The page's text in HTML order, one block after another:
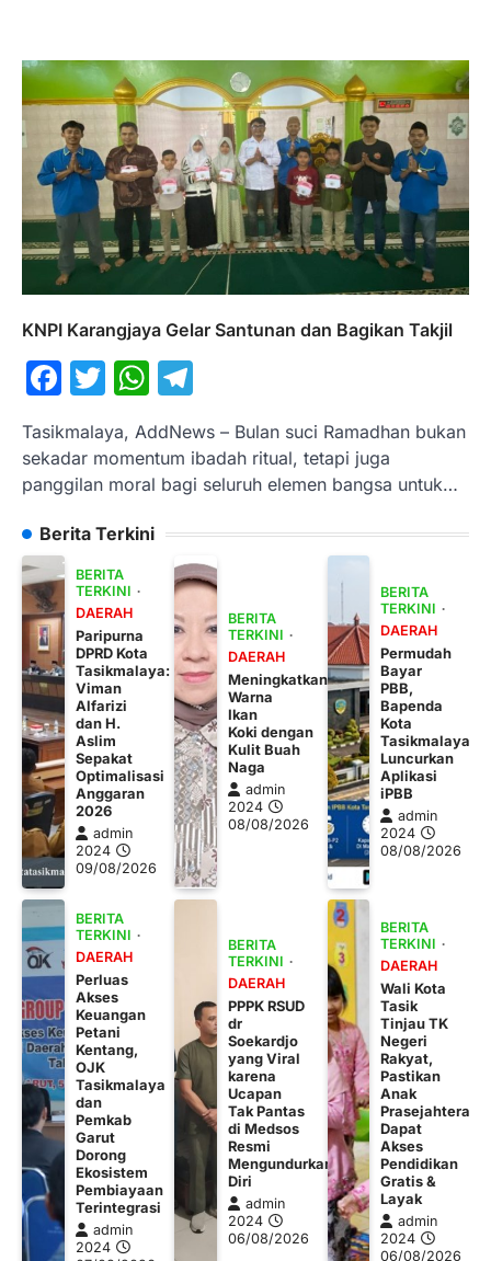
KNPI Karangjaya Gelar Santunan dan Bagikan Takjil
Facebook
TwitterWhatsApp
Tasikmalaya, AddNews – Bulan suci Ramadhan bukan
sekadar momentum ibadah ritual, tetapi juga
panggilan moral bagi seluruh elemen bangsa untuk…
Berita Terkini
BERITA
TERKINI
DAERAH
Paripurna
DPRD Kota
Tasikmalaya:
Viman
Alfarizi
dan H.
Aslim
Sepakat
Optimalisasi
Anggaran
2026
admin
2024
09/08/2026
BERITA
TERKINI
DAERAH
Meningkatkan
Warna
Ikan
Koki dengan
Kulit Buah
Naga
admin
2024
08/08/2026
BERITA
TERKINI
DAERAH
Permudah
Bayar
PBB,
Bapenda
Kota
Tasikmalaya
Luncurkan
Aplikasi
iPBB
admin
2024
08/08/2026
BERITA
TERKINI
DAERAH
Perluas
Akses
Keuangan
Petani
Kentang,
OJK
Tasikmalaya
dan
Pemkab
Garut
Dorong
Ekosistem
Pembiayaan
Terintegrasi
admin
2024
BERITA
TERKINI
DAERAH
PPPK RSUD
dr
Soekardjo
yang Viral
karena
Ucapan
Tak Pantas
di Medsos
Resmi
Mengundurkan
Diri
admin
2024
06/08/2026
BERITA
TERKINI
DAERAH
Wali Kota
Tasik
Tinjau TK
Negeri
Rakyat,
Pastikan
Anak
Prasejahtera
Dapat
Akses
Pendidikan
Gratis &
Layak
admin
2024
06/08/2026